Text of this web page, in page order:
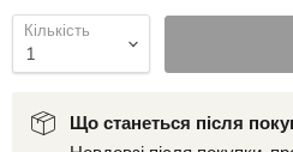
Кількість
Що станеться після